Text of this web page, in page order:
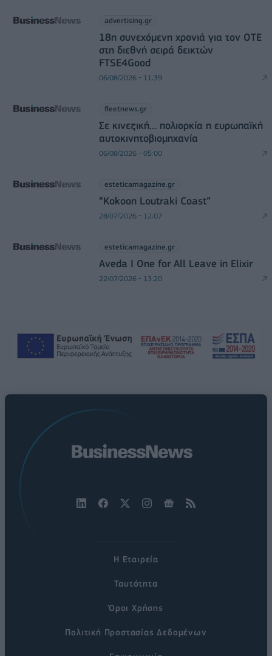
advertising.gr
18η συνεχόμενη χρονιά για τον ΟΤΕ
στη διεθνή σειρά δεικτών
FTSE4Good
06/08/2026 - 11:39
fleetnews.gr
Σε κινεζική… πολιορκία η ευρωπαϊκή
αυτοκινητοβιομηχανία
06/08/2026 - 05:00
esteticamagazine.gr
“Kokoon Loutraki Coast”
28/07/2026 - 12:07
esteticamagazine.gr
Aveda I One for All Leave in Elixir
22/07/2026 - 13:20
Η Εταιρεία
Ταυτότητα
Όροι Χρήσης
Πολιτική Προστασίας Δεδομένων